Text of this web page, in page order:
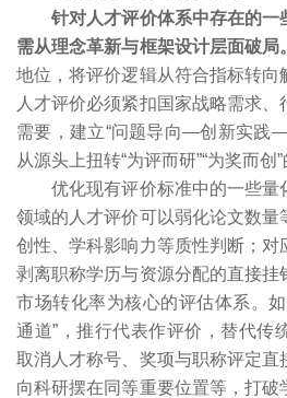
针对人才评价体系中存在的一
需从理念革新与框架设计层面破局
地位，将评价逻辑从符合指标转向
人才评价必须紧扣国家战略需求
需要，建立“问题导向—创新实践—
从源头上扭转“为评而研”“为奖而创
优化现有评价标准中的一些量
领域的人才评价可以弱化论文数量
创性、学科影响力等质性判断；对
剥离职称学历与资源分配的直接挂
市场转化率为核心的评估体系。
通道”，推行代表作评价，替代传
取消人才称号、奖项与职称评定直
向科研摆在同等重要位置等，打破